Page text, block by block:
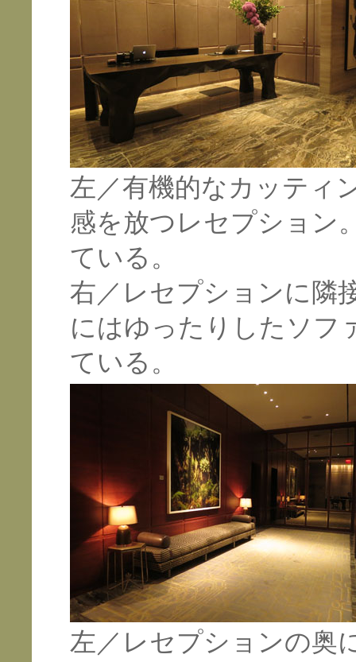
左／有機的なカッティ
感を放つレセプション
ている。
右／レセプションに隣
にはゆったりしたソフ
ている。
左／レセプションの奥